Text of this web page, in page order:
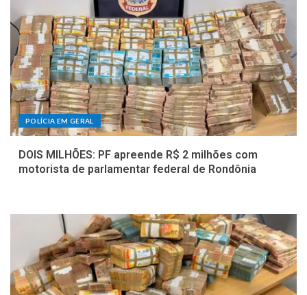
POLÍCIA EM GERAL
DOIS MILHÕES: PF apreende R$ 2 milhões com
motorista de parlamentar federal de Rondônia